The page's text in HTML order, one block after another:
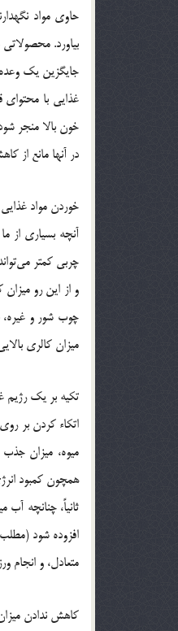
حاوی مواد
بیاورد.
جایگزین یک
غذایی با محتوای
خون بالا منجر
در آنها مانع از
خوردن مواد
آنچه بسیاری از
چربی کمتر
و از این رو
چوب شور و غیره،
میزان کالری بالایی دارند. بنابراین، مصرف
تکیه بر یک رژیم
اتکاء کردن بر
میوه، میزان
همچون کمبود
ثانیاً، چنانچه
افزوده شود
متعادل، و
کاهش ندادن